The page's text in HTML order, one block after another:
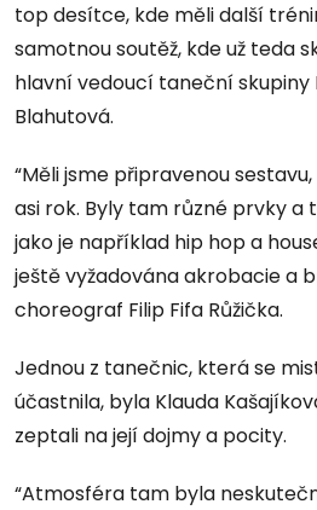
top desítce, kde měli další
samotnou soutěž, kde už teda
hlavní vedoucí taneční skupiny
Blahutová.
“Měli jsme připravenou
asi rok. Byly tam různé prvky
jako je například hip hop a
ještě vyžadována akrobacie a
choreograf Filip Fifa Růžička.
Jednou z tanečnic, která se
účastnila, byla Klauda
zeptali na její dojmy a pocity.
“Atmosféra tam byla